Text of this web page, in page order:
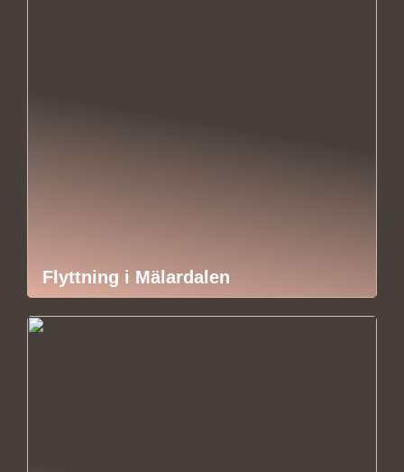
Flyttning i Mälardalen